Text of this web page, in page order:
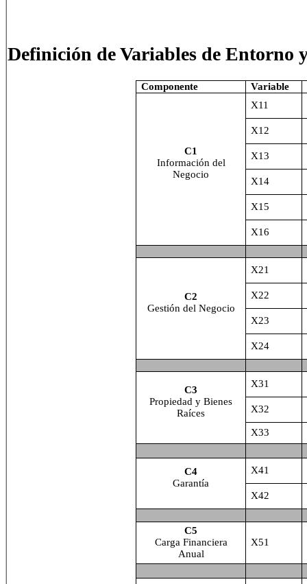
Definición de Variables de Entorno
Componente Variable
C1
Información del
Negocio
X11
X12
X13
X14
X15
X16
C2
Gestión del Negocio
X21
X22
X23
X24
C3
Propiedad y Bienes
Raíces
X31
X32
X33
C4
Garantía
X41
X42
C5
Carga Financiera
Anual
X51